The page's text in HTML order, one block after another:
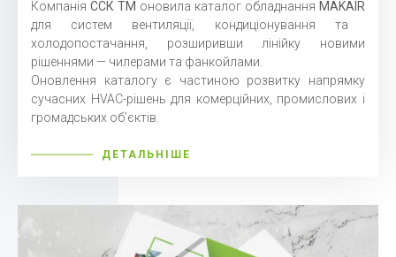
Компанія ССК ТМ оновила каталог обладнання MAKAIR
для систем вентиляції, кондиціонування та
холодопостачання, розширивши лінійку новими
рішеннями — чилерами та фанкойлами.
Оновлення каталогу є частиною розвитку напрямку
сучасних HVAC-рішень для комерційних, промислових і
громадських об’єктів.
ДЕТАЛЬНІШЕ